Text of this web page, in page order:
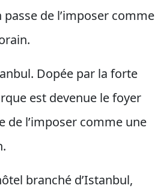
de l’imposer comme
Dopée par la forte
est devenue le foyer
de l’imposer comme une
branché d’Istanbul,